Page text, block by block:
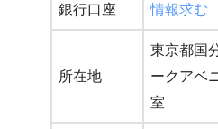
銀行口座 情報求む
所在地
東京都国
ークアベ
室